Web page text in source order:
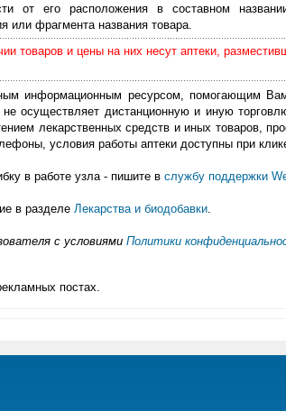
от его расположения в составном
или фрагмента названия товара.
товаров и цены на них несут аптеки,
информационным ресурсом, помогающим
осуществляет дистанционную и иную
лекарственных средств и иных товаров,
условия работы аптеки доступны при
в работе узла - пишите в службу поддержки
в разделе Лекарства и биодобавки
с условиями Политики
постах.